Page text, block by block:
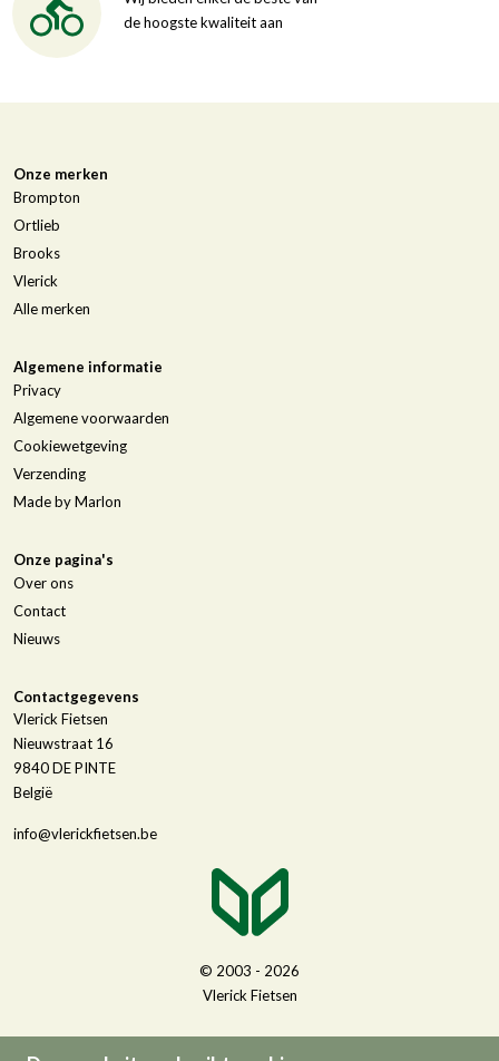
de hoogste kwaliteit aan
Onze merken
Brompton
Ortlieb
Brooks
Vlerick
Alle merken
Algemene informatie
Privacy
Algemene voorwaarden
Cookiewetgeving
Verzending
Made by Marlon
Onze pagina's
Over ons
Contact
Nieuws
Contactgegevens
Vlerick Fietsen
Nieuwstraat 16
9840DE PINTE
België
info@vlerickfietsen.be
© 2003 - 2026
Vlerick Fietsen